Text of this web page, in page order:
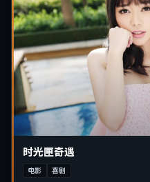
时光匣奇遇
电影 喜剧